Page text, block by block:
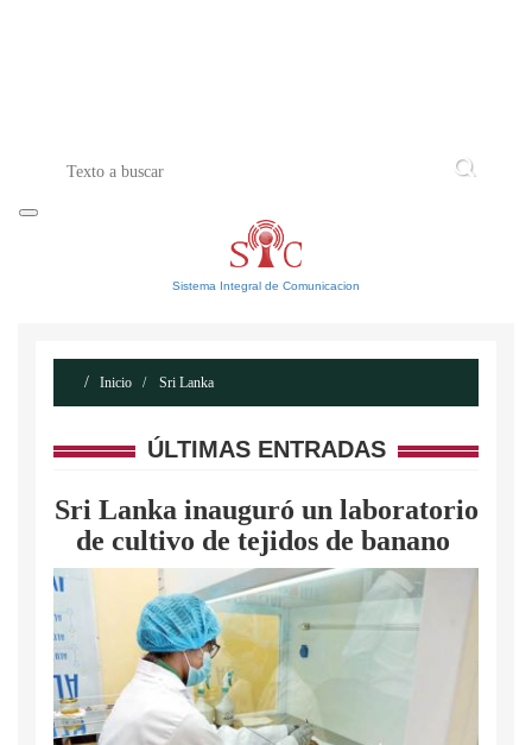
Sistema Integral de Comunicacion
Inicio Sri Lanka
ÚLTIMAS ENTRADAS
Sri Lanka inauguró un laboratorio
de cultivo de tejidos de banano